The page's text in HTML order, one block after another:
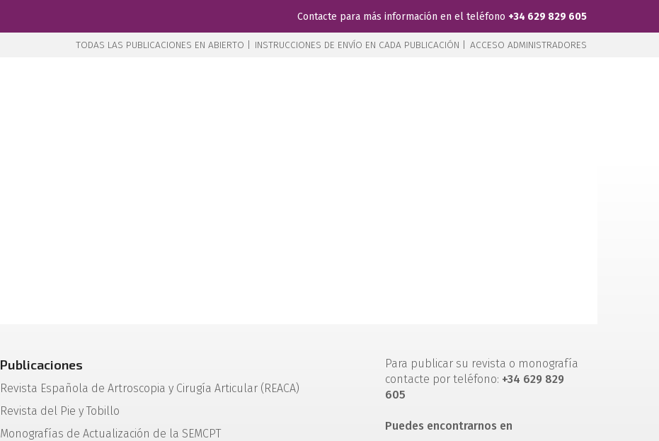
Contacte para más información en el teléfono +34 629 829 605
TODAS LAS PUBLICACIONES EN ABIERTO | INSTRUCCIONES DE ENVÍO EN CADA PUBLICACIÓN | ACCESO ADMINISTRADORES
Publicaciones
Revista Española de Artroscopia y Cirugía Articular (REACA)
Revista del Pie y Tobillo
Monografías de Actualización de la SEMCPT
Para publicar su revista o monografía
contacte por teléfono: +34 629 829
605
Puedes encontrarnos en